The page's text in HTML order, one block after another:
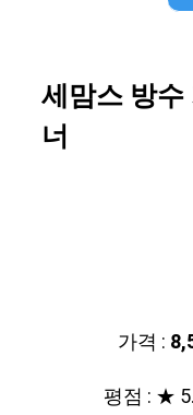
세맘스 방
너
가격 :
평점 : ★